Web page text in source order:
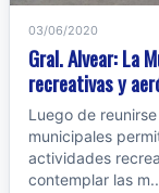
03/06/2020
Gral. Alvear: La
recreativas y
Luego de
municipales
actividades
contemplar las